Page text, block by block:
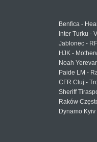
Benfica -
Inter Turku -
Jablonec -
HJK -
Noah
Paide LM -
CFR Cluj -
Sheriff
Raków
Dynamo